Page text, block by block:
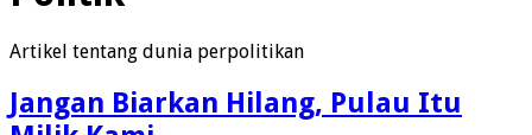
Artikel tentang dunia perpolitikan
Jangan Biarkan Hilang, Pulau Itu